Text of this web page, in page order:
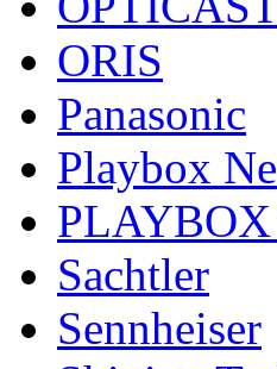
ORIS
Panasonic
Playbox
Sachtler
Sennheiser